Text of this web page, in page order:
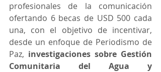
profesionales de la comunicación
ofertando 6 becas de USD 500 cada
una, con el objetivo de incentivar,
desde un enfoque de Periodismo de
Paz, investigaciones sobre Gestión
Comunitaria del Agua y